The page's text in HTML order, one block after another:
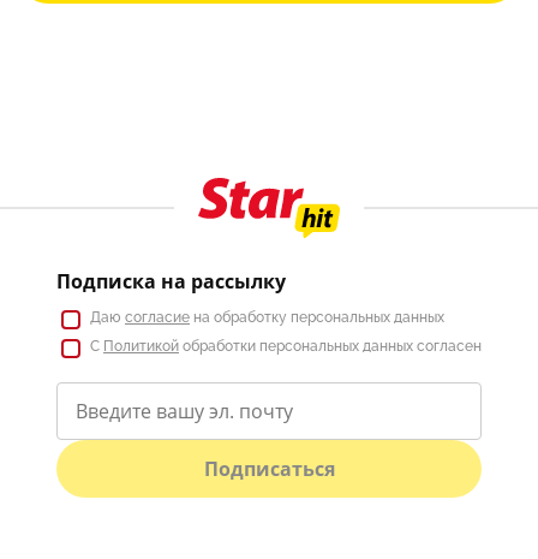
Подписка на рассылку
Даю согласие на обработку персональных данных
С Политикой обработки персональных данных согласен
Подписаться